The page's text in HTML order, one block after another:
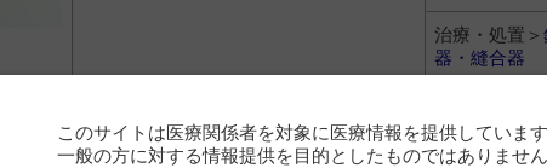
治療・処置＞
器・縫合器
---
このサイトは医療関係者を対象に医療情報を提供しています
一般の方に対する情報提供を目的としたものではありません